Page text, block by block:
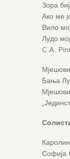
Зора
Ако ме
Вило
Лудо
C.A.
Бања
Софија